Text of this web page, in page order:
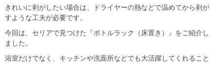
きれいに剥がしたい場合は、ドライヤーの熱などで温めてから剥が
すような工夫が必要です。
今回は、セリアで見つけた『ボトルラック（床置き）』をご紹介し
ました。
浴室だけでなく、キッチンや洗面所などでも大活躍してくれること